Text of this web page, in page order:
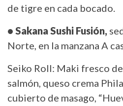
de tigre en cada bocado.
• Sakana Sushi Fusión,
Norte, en la manzana A
Seiko Roll: Maki fresco
salmón, queso crema
cubierto de masago,